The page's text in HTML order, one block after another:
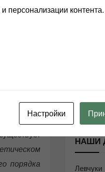
порядка
ЭТО
НАШИ
Левчуки
контента.
Настройки